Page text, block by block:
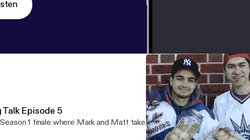
Talk Episode 5
1 finale where Mark and Matt take on Pickled Eggs